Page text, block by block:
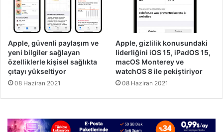
Apple, güvenli paylaşım ve
yeni bilgiler sağlayan
özelliklerle kişisel sağlıkta
çıtayı yükseltiyor
08 Haziran 2021
Apple, gizlilik konusundaki
liderliğini iOS 15, iPadOS 15,
macOS Monterey ve
watchOS 8 ile pekiştiriyor
08 Haziran 2021